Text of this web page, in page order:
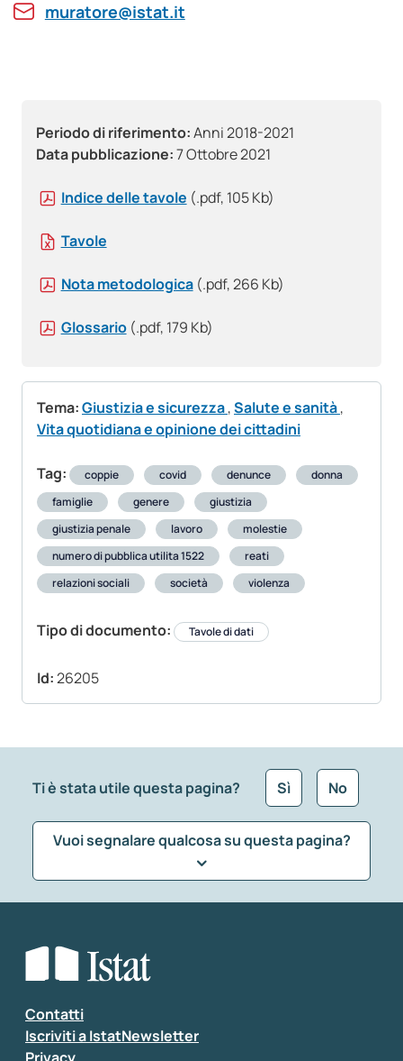
Periodo di riferimento:Anni 2018-2021
Data pubblicazione:7 Ottobre 2021
Indice delle tavole (.pdf, 105 Kb)
Tavole
Nota metodologica (.pdf, 266 Kb)
Glossario (.pdf, 179 Kb)
Tema:Giustizia e sicurezza,Salute e sanità,
Vita quotidiana e opinione dei cittadini
Tag: coppie covid denunce
donna
famiglie
genere
giustizia
giustizia penale
lavoro
molestie
numero di pubblica utilita 1522
reati
relazioni sociali
società violenza
Tipo di documento: Tavole di dati
Id:26205
muratore@istat.it
Ti è stata utile questa pagina? Sì No
Vuoi segnalare qualcosa su questa pagina?
Seleziona la tipologia della segnalazione
Inserisci il tuo commento
Contatti
Iscriviti a IstatNewsletter
Privacy